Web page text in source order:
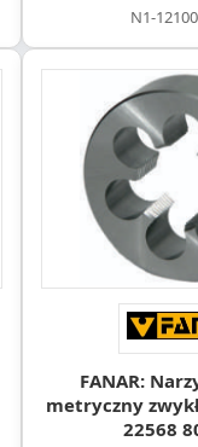
N1-
FANAR:
metryczny
22568